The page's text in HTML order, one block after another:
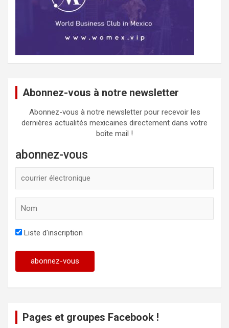
Abonnez-vous à notre newsletter
Abonnez-vous à notre newsletter pour recevoir les
dernières actualités mexicaines directement dans votre
boîte mail !
abonnez-vous
Liste d'inscription
Pages et groupes Facebook !